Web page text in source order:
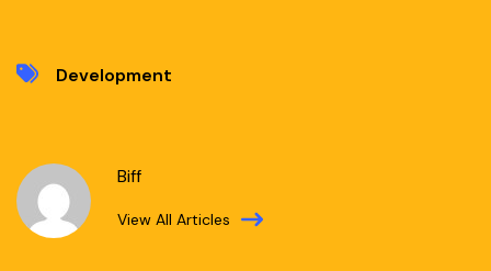
Development
Biff
View All Articles